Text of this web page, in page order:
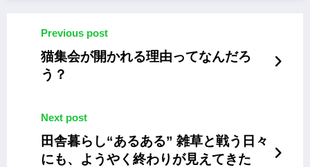
Previous post
猫集会が開かれる理由ってなんだろ
う？
Next post
田舎暮らし“あるある” 雑草と戦う日々
にも、ようやく終わりが見えてきた